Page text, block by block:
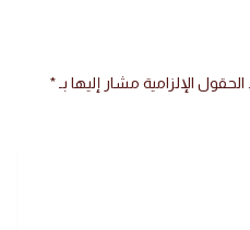
الحقول الإلزامية مشار إليها بـ *